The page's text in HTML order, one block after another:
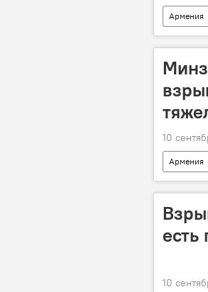
Армения
10
Армения
Взрыв
10